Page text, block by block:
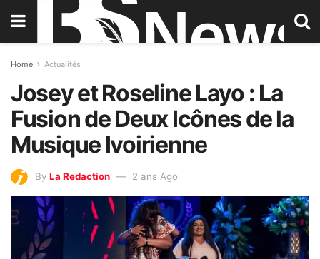
Home Actualités
Josey et Roseline Layo : La
Fusion de Deux Icônes de la
Musique Ivoirienne
By La Redaction 2 ans Ago